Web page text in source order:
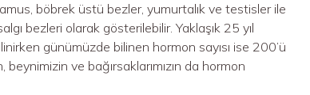
böbrek üstü bezler, yumurtalık ve testisler ile
bezleri olarak gösterilebilir. Yaklaşık 25 yıl
günümüzde bilinen hormon sayısı ise 200’ü
ve bağırsaklarımızın da hormon